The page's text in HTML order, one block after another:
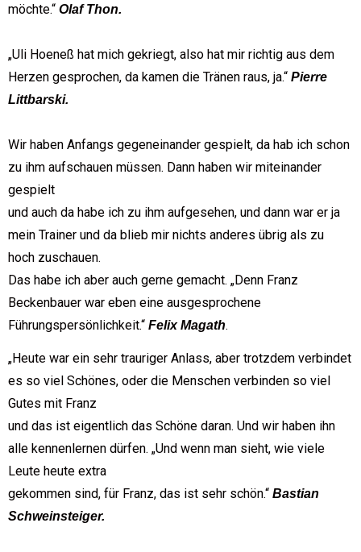
möchte.“ Olaf Thon.
„Uli Hoeneß hat mich gekriegt, also hat mir richtig aus dem
Herzen gesprochen, da kamen die Tränen raus, ja.“ Pierre
Littbarski.
Wir haben Anfangs gegeneinander gespielt, da hab ich schon
zu ihm aufschauen müssen. Dann haben wir miteinander
gespielt
und auch da habe ich zu ihm aufgesehen, und dann war er ja
mein Trainer und da blieb mir nichts anderes übrig als zu
hoch zuschauen.
Das habe ich aber auch gerne gemacht. „Denn Franz
Beckenbauer war eben eine ausgesprochene
Führungspersönlichkeit.“ Felix Magath.
„Heute war ein sehr trauriger Anlass, aber trotzdem verbindet
es so viel Schönes, oder die Menschen verbinden so viel
Gutes mit Franz
und das ist eigentlich das Schöne daran. Und wir haben ihn
alle kennenlernen dürfen. „Und wenn man sieht, wie viele
Leute heute extra
gekommen sind, für Franz, das ist sehr schön.“ Bastian
Schweinsteiger.